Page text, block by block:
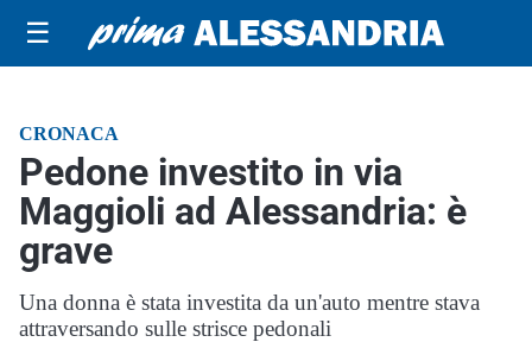
☰
CRONACA
Pedone investito in via
Maggioli ad Alessandria: è
grave
Una donna è stata investita da un'auto mentre stava
attraversando sulle strisce pedonali